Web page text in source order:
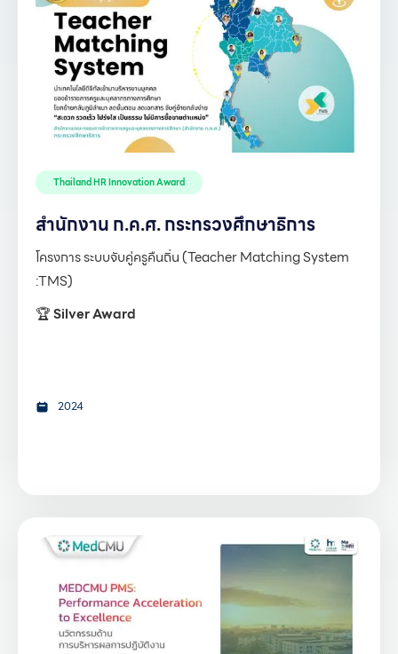
Thailand HR Innovation Award
สำนักงาน ก.ค.ศ. กระทรวงศึกษาธิการ
โครงการ ระบบจับคู่ครูคืนถิ่น (Teacher Matching System
:TMS)
🏆Silver Award
2024